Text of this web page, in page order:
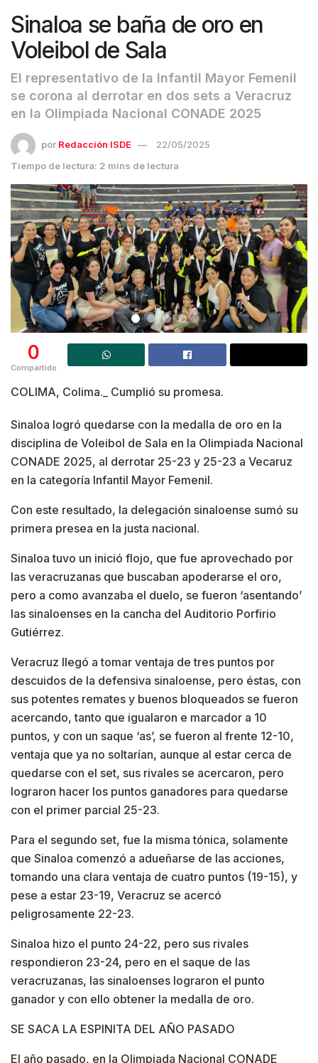
Sinaloa se baña de oro en
Voleibol de Sala
El representativo de la Infantil Mayor Femenil
se corona al derrotar en dos sets a Veracruz
en la Olimpiada Nacional CONADE 2025
por Redacción ISDE
22/05/2025
Tiempo de lectura: 2 mins de lectura
0
Compartido
COLIMA, Colima._ Cumplió su promesa.
Sinaloa logró quedarse con la medalla de oro en la
disciplina de Voleibol de Sala en la Olimpiada Nacional
CONADE 2025, al derrotar 25-23 y 25-23 a Vecaruz
en la categoría Infantil Mayor Femenil.
Con este resultado, la delegación sinaloense sumó su
primera presea en la justa nacional.
Sinaloa tuvo un inició flojo, que fue aprovechado por
las veracruzanas que buscaban apoderarse el oro,
pero a como avanzaba el duelo, se fueron ‘asentando’
las sinaloenses en la cancha del Auditorio Porfirio
Gutiérrez.
Veracruz llegó a tomar ventaja de tres puntos por
descuidos de la defensiva sinaloense, pero éstas, con
sus potentes remates y buenos bloqueados se fueron
acercando, tanto que igualaron e marcador a 10
puntos, y con un saque ‘as’, se fueron al frente 12-10,
ventaja que ya no soltarían, aunque al estar cerca de
quedarse con el set, sus rivales se acercaron, pero
lograron hacer los puntos ganadores para quedarse
con el primer parcial 25-23.
Para el segundo set, fue la misma tónica, solamente
que Sinaloa comenzó a adueñarse de las acciones,
tomando una clara ventaja de cuatro puntos (19-15), y
pese a estar 23-19, Veracruz se acercó
peligrosamente 22-23.
Sinaloa hizo el punto 24-22, pero sus rivales
respondieron 23-24, pero en el saque de las
veracruzanas, las sinaloenses lograron el punto
ganador y con ello obtener la medalla de oro.
SE SACA LA ESPINITA DEL AÑO PASADO
El año pasado, en la Olimpiada Nacional CONADE